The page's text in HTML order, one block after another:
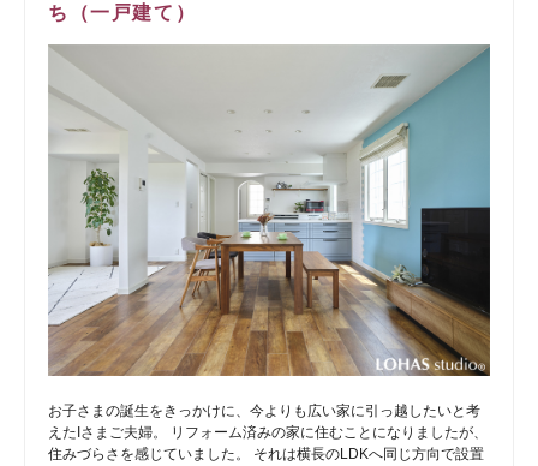
ち（一戸建て）
お子さまの誕生をきっかけに、今よりも広い家に引っ越したいと考
えたIさまご夫婦。 リフォーム済みの家に住むことになりましたが、
住みづらさを感じていました。 それは横長のLDKへ同じ方向で設置